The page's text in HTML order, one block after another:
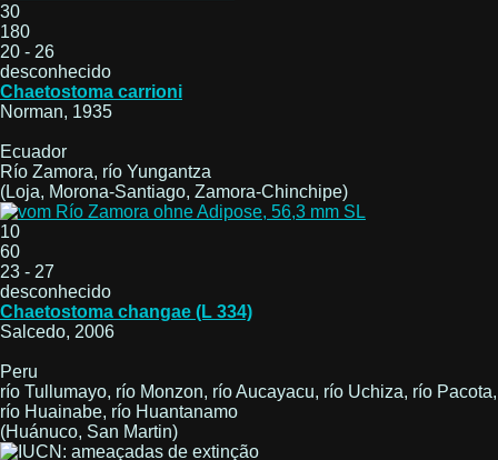
30
180
20 - 26
desconhecido
Chaetostoma carrioni
Norman, 1935
Ecuador
Río Zamora, río Yungantza
(Loja, Morona-Santiago, Zamora-Chinchipe)
10
60
23 - 27
desconhecido
Chaetostoma changae (L 334)
Salcedo, 2006
Peru
río Tullumayo, río Monzon, río Aucayacu, río Uchiza, río Pacota,
río Huainabe, río Huantanamo
(Huánuco, San Martin)